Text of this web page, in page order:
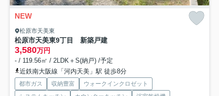
NEW
松原市天美東
松原市天美東9丁目 新築戸建
3,580万円
- / 119.56㎡ / 2LDK＋S(納戸) /予定
近鉄南大阪線「河内天美」駅 徒歩8分
都市ガス 収納豊富
ウォークインクロゼット